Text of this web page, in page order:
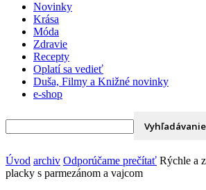
Novinky
Krása
Móda
Zdravie
Recepty
Oplatí sa vedieť
Duša, Filmy a Knižné novinky
e-shop
Úvod archiv Odporúčame prečítať Rýchle a
placky s parmezánom a vajcom